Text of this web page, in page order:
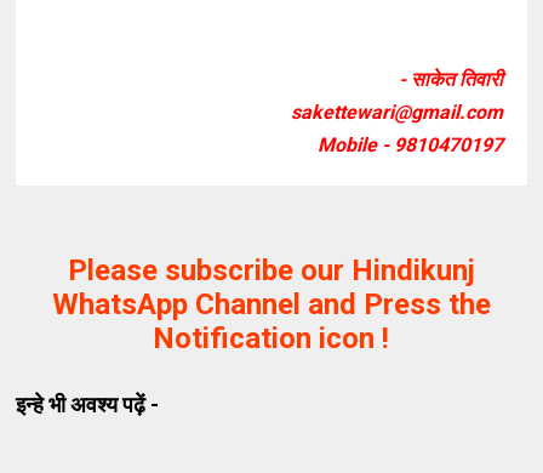
- साकेत तिवारी
sakettewari@gmail.com
Mobile - 9810470197
Please subscribe our Hindikunj
WhatsApp Channel and Press the
Notification icon !
इन्हे भी अवश्य पढ़ें -